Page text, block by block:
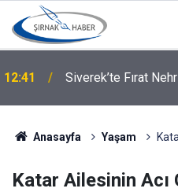
12:41 Siverek’te Fırat
Anasayfa Yaşam
Katar Ailesinin Acı